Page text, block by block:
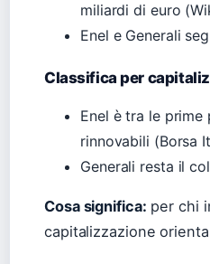
miliardi di euro
Enel e Generali
Classifica per
Enel è tra le
rinnovabili (Borsa
Generali resta il
Cosa significa: per chi
capitalizzazione